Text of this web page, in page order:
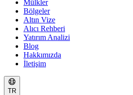
Mülkler
Bölgeler
Altın Vize
Alıcı Rehberi
Yatırım Analizi
Blog
Hakkımızda
İletişim
TR